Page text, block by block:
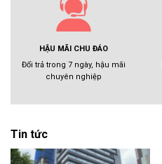
HẬU MÃI CHU ĐÁO
Đổi trả trong 7 ngày, hậu mãi
chuyên nghiệp
Tin tức